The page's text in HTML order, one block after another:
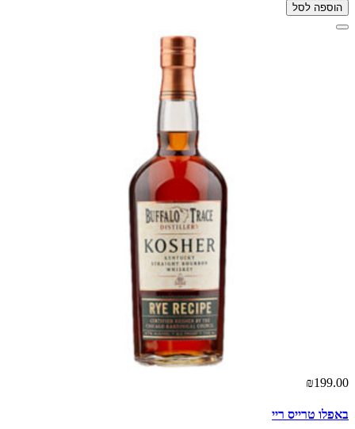
הוספה לסל
₪199.00
באפלו טרייס ריי